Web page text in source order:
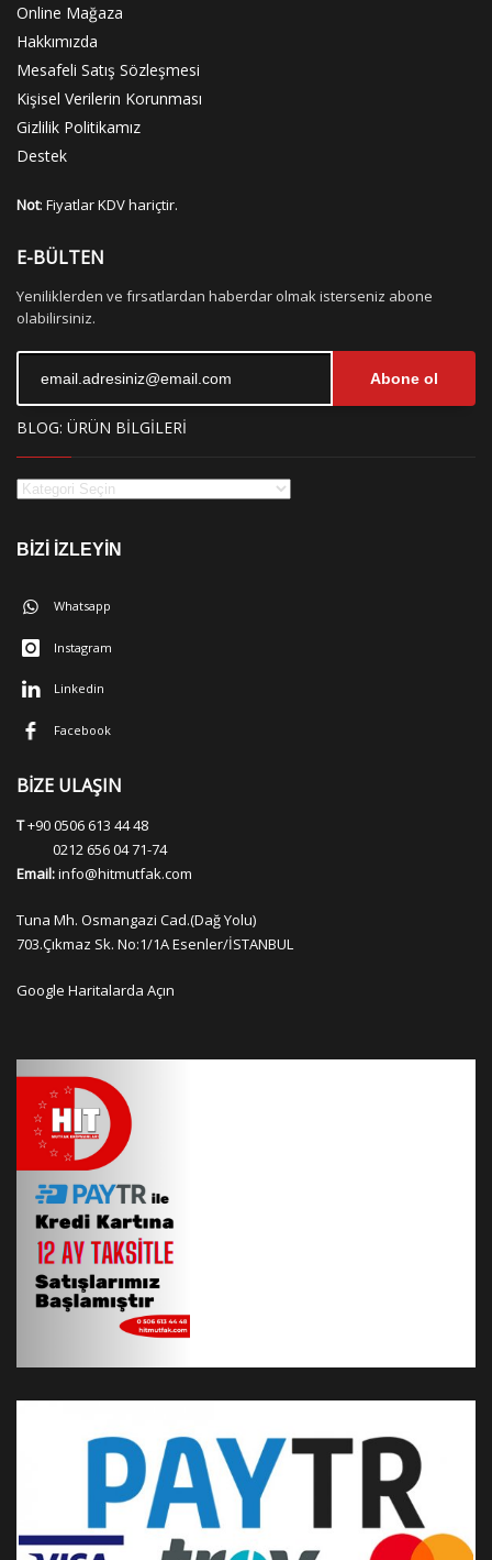
Online Mağaza
Hakkımızda
Mesafeli Satış Sözleşmesi
Kişisel Verilerin Korunması
Gizlilik Politikamız
Destek
Not: Fiyatlar KDV hariçtir.
E-BÜLTEN
Yeniliklerden ve fırsatlardan haberdar olmak isterseniz abone
olabilirsiniz.
Abone ol
BLOG: ÜRÜN BİLGİLERİ
BİZİ İZLEYİN
Whatsapp
Instagram
Linkedin
Facebook
BİZE ULAŞIN
T+90 0506 613 44 48
0212 656 04 71-74
Email:info@hitmutfak.com
Tuna Mh. Osmangazi Cad.(Dağ Yolu)
703.Çıkmaz Sk. No:1/1A Esenler/İSTANBUL
Google Haritalarda Açın